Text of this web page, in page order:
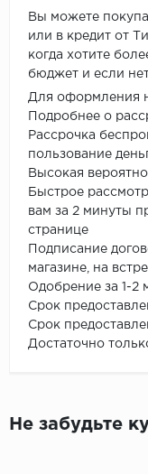
Вы можете
или в кредит от
когда хотите
бюджет и если
Для оформления
Подробнее о
Рассрочка
пользование
Высокая
Быстрое
вам за 2 минуты
странице
Подписание
магазине, на
Одобрение за 1-2
Срок
Срок
Достаточно
Не забудьте